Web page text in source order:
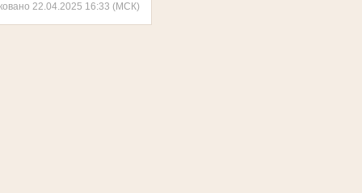
22.04.2025 16:33 (МСК)